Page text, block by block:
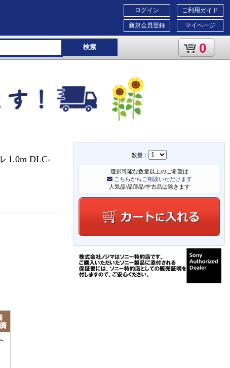
ご利用ガイド
マイページ
ログイン
新規会員登録
検索 0
数量：
選択可能な数量以上のご希望は
こちらからご相談いただけます
人気品/品薄品/中古品は除きます
1.0m DLC-